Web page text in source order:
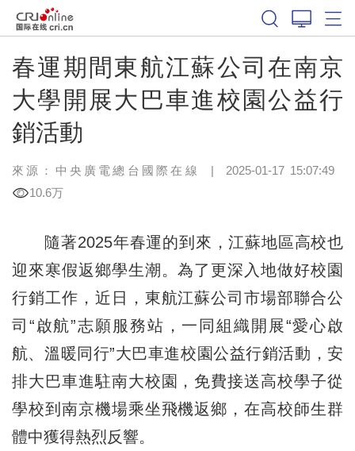
春運期間東航江蘇公司在南京
大學開展大巴車進校園公益行
銷活動
來源：中央廣電總台國際在線 | 2025-01-17 15:07:49
10.6万
隨著2025年春運的到來，江蘇地區高校也
迎來寒假返鄉學生潮。為了更深入地做好校園
行銷工作，近日，東航江蘇公司市場部聯合公
司“啟航”志願服務站，一同組織開展“愛心啟
航、溫暖同行”大巴車進校園公益行銷活動，安
排大巴車進駐南大校園，免費接送高校學子從
學校到南京機場乘坐飛機返鄉，在高校師生群
體中獲得熱烈反響。